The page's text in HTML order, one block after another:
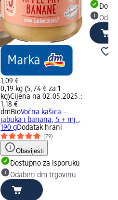
1,09 €
0,19 kg (5,74 € za 1
kg)Cijena na 02.05.2025.:
1,18 €
dmBioVoćna kašica –
jabuka i banana, 5 + mj.,
190 gDodatak hrani
(79)
Obavijesti
Dostupno za isporuku
Odaberi dm trgovinu